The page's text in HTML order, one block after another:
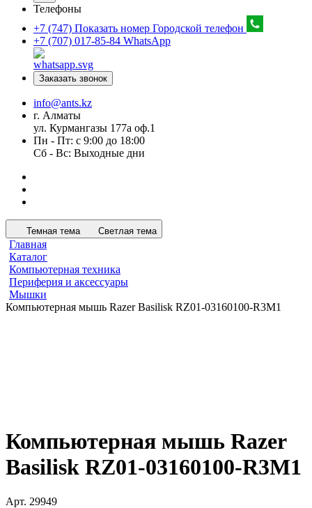
Телефоны
+7 (747) Показать номер Городской телефон
+7 (707) 017-85-84 WhatsApp
Заказать звонок
info@ants.kz
г. Алматы
ул. Курмангазы 177а оф.1
Пн - Пт: с 9:00 до 18:00
Сб - Вс: Выходные дни
Темная тема Светлая тема
Главная
Каталог
Компьютерная техника
Периферия и аксессуары
Мышки
Компьютерная мышь Razer Basilisk RZ01-03160100-R3M1
Компьютерная мышь Razer
Basilisk RZ01-03160100-R3M1
Арт. 29949